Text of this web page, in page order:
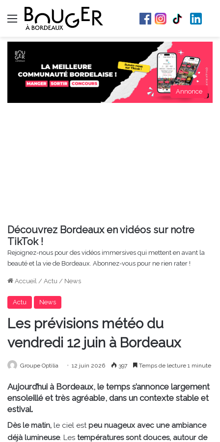
Menu
Annonce
Découvrez Bordeaux en vidéos sur notre
TikTok !
Rejoignez-nous pour des vidéos immersives qui mettent en avant la
beauté et la vie de Bordeaux. Abonnez-vous pour ne rien rater !
Accueil / Actu / News
Actu News
Les prévisions météo du
vendredi 12 juin à Bordeaux
Groupe Optilia 12 juin 2026 397 Temps de lecture 1 minute
Aujourd’hui à Bordeaux, le temps s’annonce largement
ensoleillé et très agréable, dans un contexte stable et
estival.
Dès le matin, le ciel est peu nuageux avec une ambiance
déjà lumineuse. Les températures sont douces, autour de